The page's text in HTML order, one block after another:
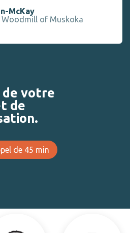
McKay
of Muskoka
de votre
de
de 45 min